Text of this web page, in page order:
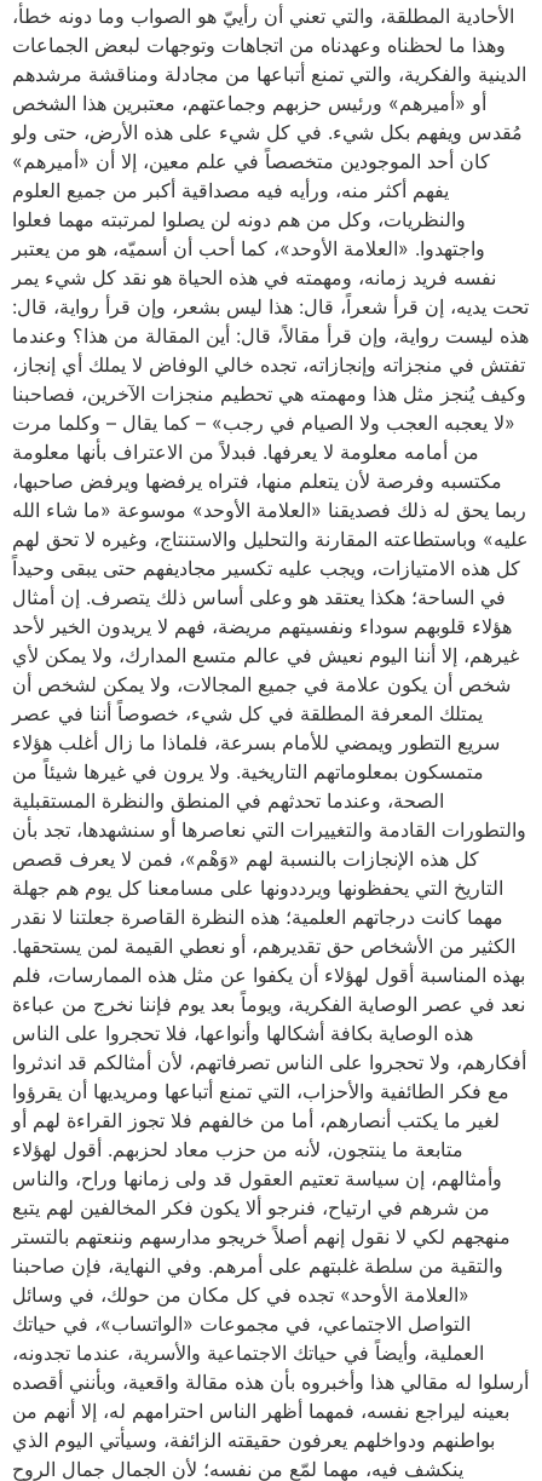
الأحادية المطلقة، والتي تعني أن رأييّ هو الصواب وما دونه خطأ،
وهذا ما لحظناه وعهدناه من اتجاهات وتوجهات لبعض الجماعات
الدينية والفكرية، والتي تمنع أتباعها من مجادلة ومناقشة مرشدهم
أو «أميرهم» ورئيس حزبهم وجماعتهم، معتبرين هذا الشخص
مُقدس ويفهم بكل شيء. في كل شيء على هذه الأرض، حتى ولو
كان أحد الموجودين متخصصاً في علم معين، إلا أن «أميرهم»
يفهم أكثر منه، ورأيه فيه مصداقية أكبر من جميع العلوم
والنظريات، وكل من هم دونه لن يصلوا لمرتبته مهما فعلوا
واجتهدوا. «العلامة الأوحد»، كما أحب أن أسميّه، هو من يعتبر
نفسه فريد زمانه، ومهمته في هذه الحياة هو نقد كل شيء يمر
تحت يديه، إن قرأ شعراً، قال: هذا ليس بشعر، وإن قرأ رواية، قال:
هذه ليست رواية، وإن قرأ مقالاً، قال: أين المقالة من هذا؟ وعندما
تفتش في منجزاته وإنجازاته، تجده خالي الوفاض لا يملك أي إنجاز،
وكيف يُنجز مثل هذا ومهمته هي تحطيم منجزات الآخرين، فصاحبنا
«لا يعجبه العجب ولا الصيام في رجب» – كما يقال – وكلما مرت
من أمامه معلومة لا يعرفها. فبدلاً من الاعتراف بأنها معلومة
مكتسبه وفرصة لأن يتعلم منها، فتراه يرفضها ويرفض صاحبها،
ربما يحق له ذلك فصديقنا «العلامة الأوحد» موسوعة «ما شاء الله
عليه» وباستطاعته المقارنة والتحليل والاستنتاج، وغيره لا تحق لهم
كل هذه الامتيازات، ويجب عليه تكسير مجاديفهم حتى يبقى وحيداً
في الساحة؛ هكذا يعتقد هو وعلى أساس ذلك يتصرف. إن أمثال
هؤلاء قلوبهم سوداء ونفسيتهم مريضة، فهم لا يريدون الخير لأحد
غيرهم، إلا أننا اليوم نعيش في عالم متسع المدارك، ولا يمكن لأي
شخص أن يكون علامة في جميع المجالات، ولا يمكن لشخص أن
يمتلك المعرفة المطلقة في كل شيء، خصوصاً أننا في عصر
سريع التطور ويمضي للأمام بسرعة، فلماذا ما زال أغلب هؤلاء
متمسكون بمعلوماتهم التاريخية. ولا يرون في غيرها شيئاً من
الصحة، وعندما تحدثهم في المنطق والنظرة المستقبلية
والتطورات القادمة والتغييرات التي نعاصرها أو سنشهدها، تجد بأن
كل هذه الإنجازات بالنسبة لهم «وَهْم»، فمن لا يعرف قصص
التاريخ التي يحفظونها ويرددونها على مسامعنا كل يوم هم جهلة
مهما كانت درجاتهم العلمية؛ هذه النظرة القاصرة جعلتنا لا نقدر
الكثير من الأشخاص حق تقديرهم، أو نعطي القيمة لمن يستحقها.
بهذه المناسبة أقول لهؤلاء أن يكفوا عن مثل هذه الممارسات، فلم
نعد في عصر الوصاية الفكرية، ويوماً بعد يوم فإننا نخرج من عباءة
هذه الوصاية بكافة أشكالها وأنواعها، فلا تحجروا على الناس
أفكارهم، ولا تحجروا على الناس تصرفاتهم، لأن أمثالكم قد اندثروا
مع فكر الطائفية والأحزاب، التي تمنع أتباعها ومريديها أن يقرؤوا
لغير ما يكتب أنصارهم، أما من خالفهم فلا تجوز القراءة لهم أو
متابعة ما ينتجون، لأنه من حزب معاد لحزبهم. أقول لهؤلاء
وأمثالهم، إن سياسة تعتيم العقول قد ولى زمانها وراح، والناس
من شرهم في ارتياح، فنرجو ألا يكون فكر المخالفين لهم يتبع
منهجهم لكي لا نقول إنهم أصلاً خريجو مدارسهم وننعتهم بالتستر
والتقية من سلطة غلبتهم على أمرهم. وفي النهاية، فإن صاحبنا
«العلامة الأوحد» تجده في كل مكان من حولك، في وسائل
التواصل الاجتماعي، في مجموعات «الواتساب»، في حياتك
العملية، وأيضاً في حياتك الاجتماعية والأسرية، عندما تجدونه،
أرسلوا له مقالي هذا وأخبروه بأن هذه مقالة واقعية، وبأنني أقصده
بعينه ليراجع نفسه، فمهما أظهر الناس احترامهم له، إلا أنهم من
بواطنهم ودواخلهم يعرفون حقيقته الزائفة، وسيأتي اليوم الذي
ينكشف فيه، مهما لمّع من نفسه؛ لأن الجمال جمال الروح